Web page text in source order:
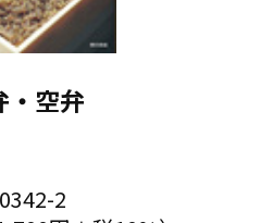
・空弁
2